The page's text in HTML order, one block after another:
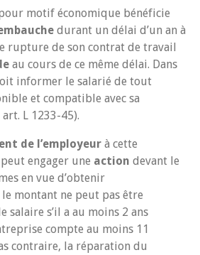
motif économique bénéficie
durant un délai d’un an à
rupture de son contrat de travail
au cours de ce même délai. Dans
informer le salarié de tout
et compatible avec sa
L 1233-45).
de l’employeur à cette
engager une action devant le
en vue d’obtenir
montant ne peut pas être
salaire s’il a au moins 2 ans
compte au moins 11
contraire, la réparation du